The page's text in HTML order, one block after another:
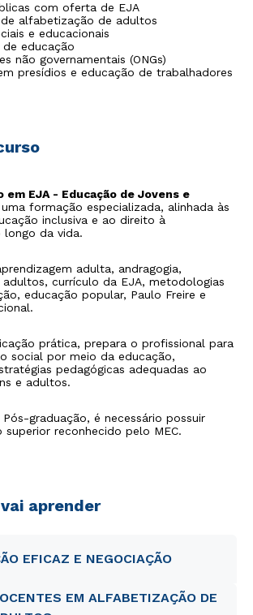
com oferta de EJA
de alfabetização de adultos
e educacionais
de educação
não governamentais (ONGs)
presídios e educação de trabalhadores
em EJA - Educação de Jovens e
formação especializada, alinhada às
inclusiva e ao direito à
longo da vida.
adulta, andragogia,
currículo da EJA, metodologias
educação popular, Paulo Freire e
prática, prepara o profissional para
social por meio da educação,
pedagógicas adequadas ao
e adultos.
Pós-graduação, é necessário possuir
reconhecido pelo MEC.
aprender
EFICAZ E NEGOCIAÇÃO
EM ALFABETIZAÇÃO DE